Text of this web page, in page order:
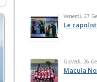
Venerdì, 27
Le
Giovedì, 26
Macula